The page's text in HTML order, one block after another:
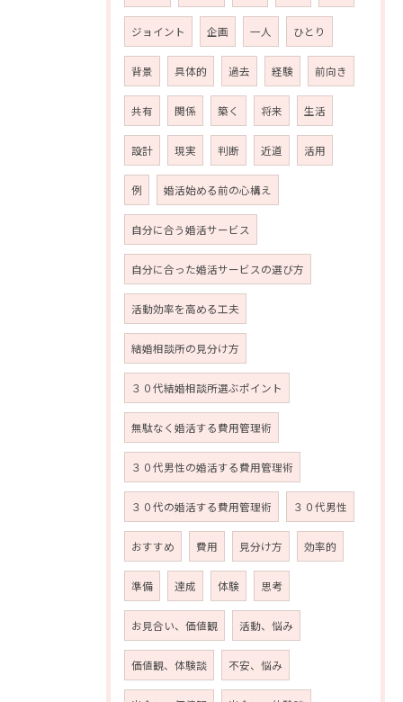
ジョイント 企画 一人 ひとり
背景 具体的 過去 経験 前向き
共有 関係 築く 将来 生活
設計 現実 判断 近道 活用
例 婚活始める前の心構え
自分に合う婚活サービス
自分に合った婚活サービスの選び方
活動効率を高める工夫
結婚相談所の見分け方
３０代結婚相談所選ぶポイント
無駄なく婚活する費用管理術
３０代男性の婚活する費用管理術
３０代の婚活する費用管理術 ３０代男性
おすすめ 費用 見分け方 効率的
準備 達成 体験 思考
お見合い、価値観 活動、悩み
価値観、体験談 不安、悩み